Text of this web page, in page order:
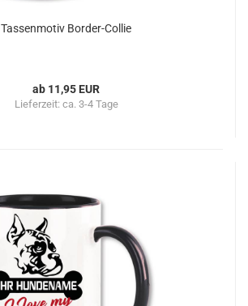
Tassenmotiv Border-Collie
ab 11,95 EUR
Lieferzeit: ca. 3-4 Tage